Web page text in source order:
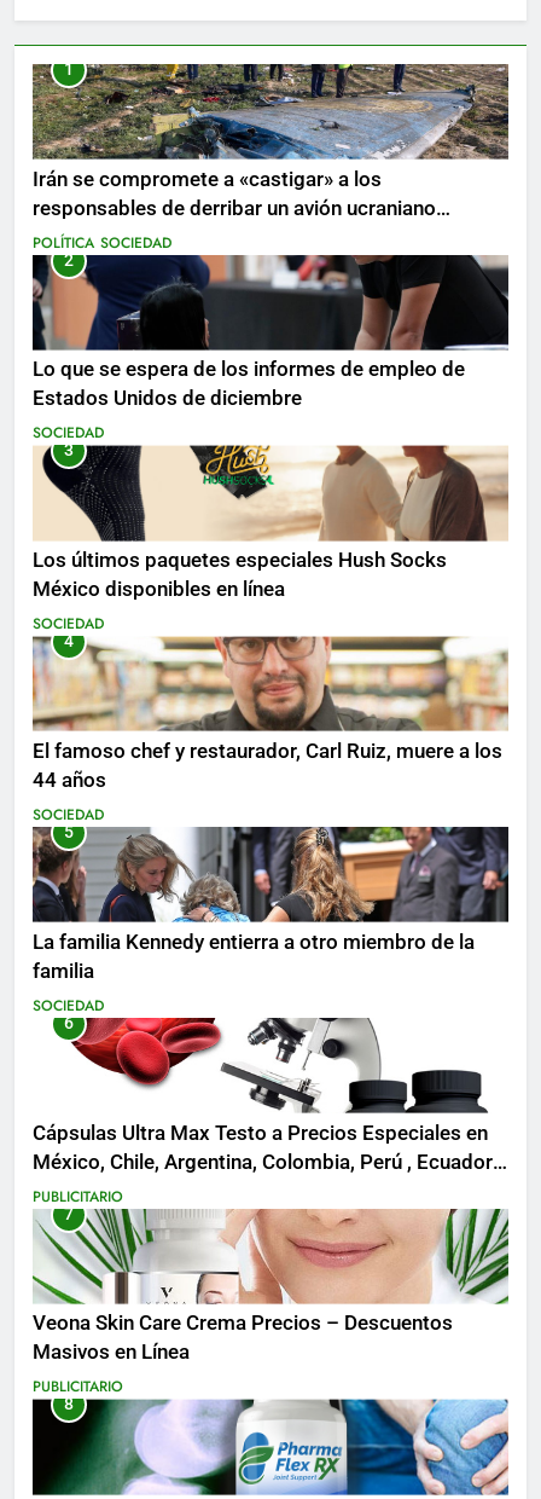
1
Irán se compromete a «castigar» a los
responsables de derribar un avión ucraniano
mientras se realizan arrestos
POLÍTICA SOCIEDAD
2
Lo que se espera de los informes de empleo de
Estados Unidos de diciembre
SOCIEDAD
3
Los últimos paquetes especiales Hush Socks
México disponibles en línea
SOCIEDAD
4
El famoso chef y restaurador, Carl Ruiz, muere a los
44 años
SOCIEDAD
5
La familia Kennedy entierra a otro miembro de la
familia
SOCIEDAD
6
Cápsulas Ultra Max Testo a Precios Especiales en
México, Chile, Argentina, Colombia, Perú , Ecuador,
Costa Rica y Más
PUBLICITARIO
7
Veona Skin Care Crema Precios – Descuentos
Masivos en Línea
PUBLICITARIO
8